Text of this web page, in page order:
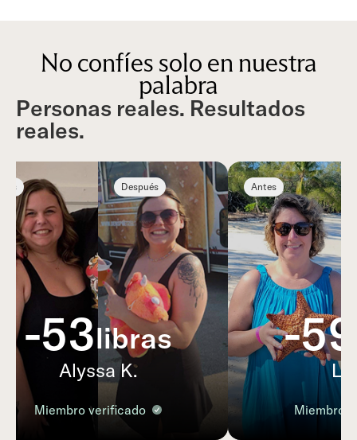
No confíes solo en nuestra
palabra
Personas reales. Resultados
reales.
Después
-53libras
Alyssa K.
Miembro verificado
Antes
-59
Miembro